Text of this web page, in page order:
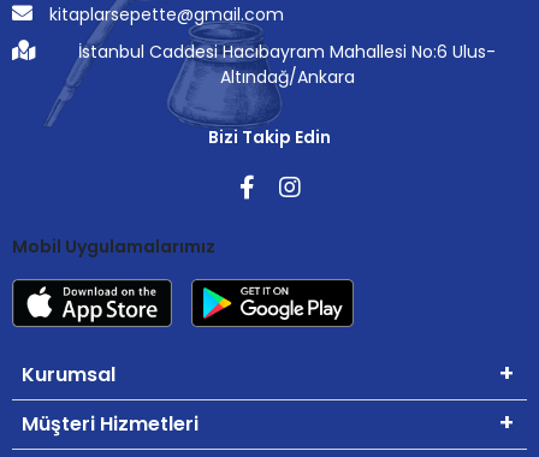
kitaplarsepette@gmail.com
İstanbul Caddesi Hacıbayram Mahallesi No:6 Ulus-
Altındağ/Ankara
Bizi Takip Edin
Mobil Uygulamalarımız
Kurumsal
Müşteri Hizmetleri